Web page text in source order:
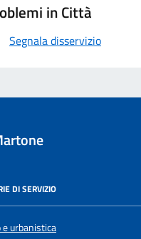
in Città
Segnala disservizio
DI SERVIZIO
urbanistica